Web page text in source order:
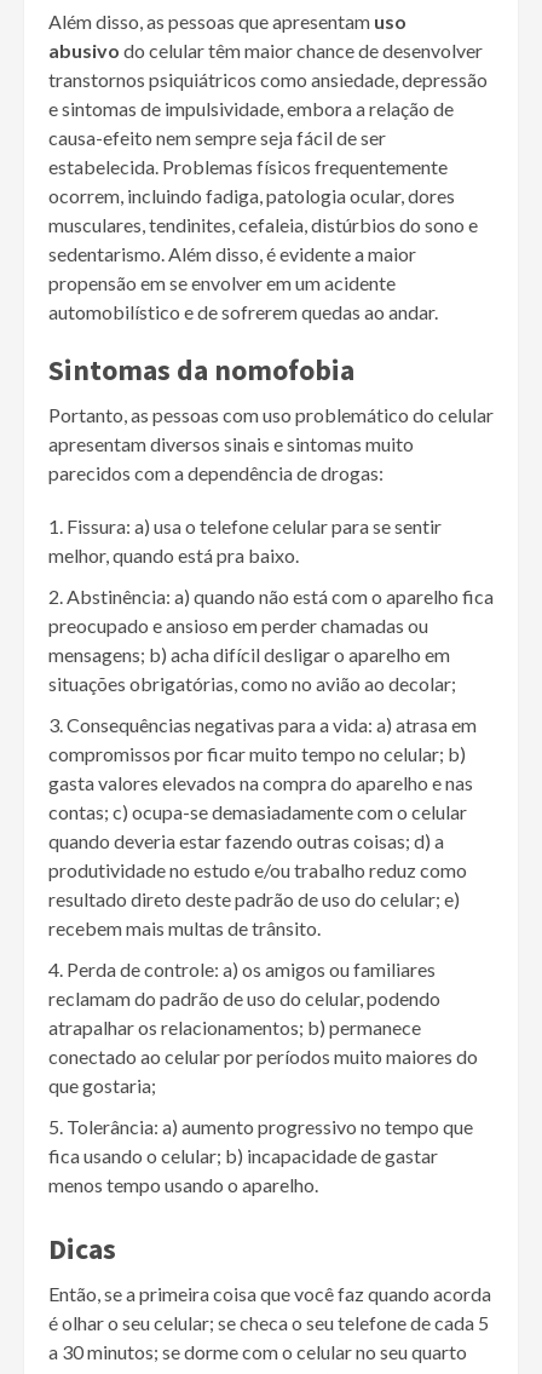
Além disso, as pessoas que apresentam uso
abusivo do celular têm maior chance de desenvolver
transtornos psiquiátricos como ansiedade, depressão
e sintomas de impulsividade, embora a relação de
causa-efeito nem sempre seja fácil de ser
estabelecida. Problemas físicos frequentemente
ocorrem, incluindo fadiga, patologia ocular, dores
musculares, tendinites, cefaleia, distúrbios do sono e
sedentarismo. Além disso, é evidente a maior
propensão em se envolver em um acidente
automobilístico e de sofrerem quedas ao andar.
Sintomas da nomofobia
Portanto, as pessoas com uso problemático do celular
apresentam diversos sinais e sintomas muito
parecidos com a dependência de drogas:
Fissura: a) usa o telefone celular para se sentir
melhor, quando está pra baixo.
Abstinência: a) quando não está com o aparelho fica
preocupado e ansioso em perder chamadas ou
mensagens; b) acha difícil desligar o aparelho em
situações obrigatórias, como no avião ao decolar;
Consequências negativas para a vida: a) atrasa em
compromissos por ficar muito tempo no celular; b)
gasta valores elevados na compra do aparelho e nas
contas; c) ocupa-se demasiadamente com o celular
quando deveria estar fazendo outras coisas; d) a
produtividade no estudo e/ou trabalho reduz como
resultado direto deste padrão de uso do celular; e)
recebem mais multas de trânsito.
Perda de controle: a) os amigos ou familiares
reclamam do padrão de uso do celular, podendo
atrapalhar os relacionamentos; b) permanece
conectado ao celular por períodos muito maiores do
que gostaria;
Tolerância: a) aumento progressivo no tempo que
fica usando o celular; b) incapacidade de gastar
menos tempo usando o aparelho.
Dicas
Então, se a primeira coisa que você faz quando acorda
é olhar o seu celular; se checa o seu telefone de cada 5
a 30 minutos; se dorme com o celular no seu quarto